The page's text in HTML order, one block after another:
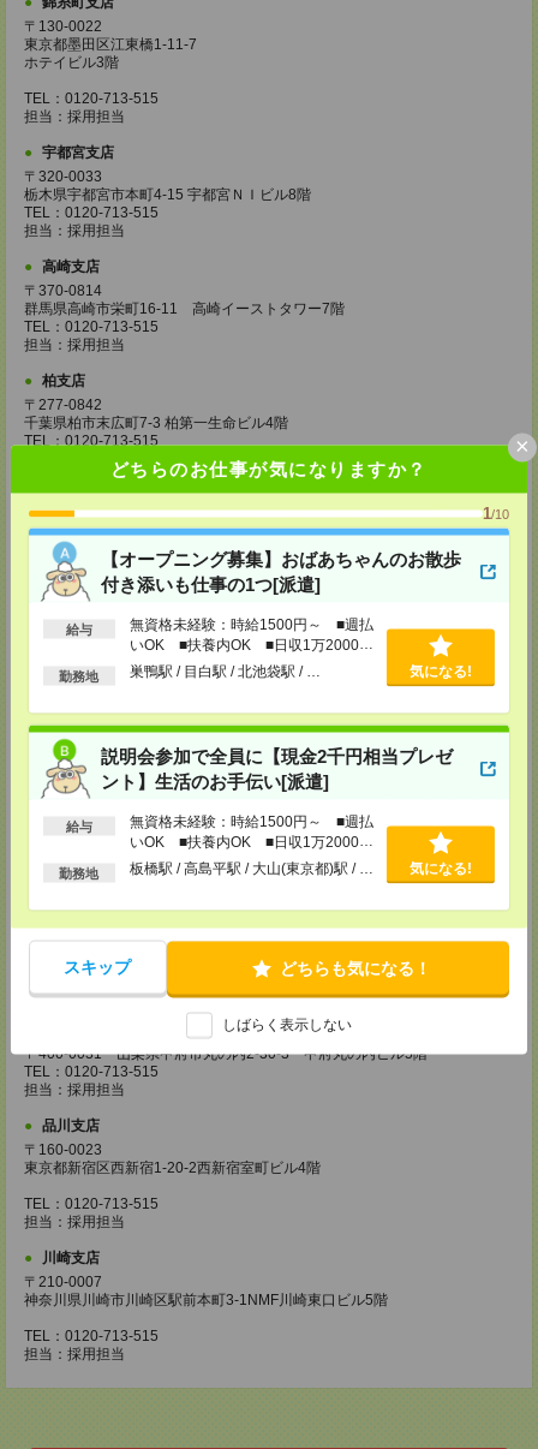
どちらのお仕事が気になりますか？
1/10
【オープニング募集】おばあちゃんのお散歩
付き添いも仕事の1つ[派遣]
給与
無資格未経験：時給1500円～ ■週払
いOK ■扶養内OK ■日収1万2000円
以上
勤務地 巣鴨駅 / 目白駅 / 北池袋駅 / … 気になる!
説明会参加で全員に【現金2千円相当プレゼ
ント】生活のお手伝い[派遣]
給与
無資格未経験：時給1500円～ ■週払
いOK ■扶養内OK ■日収1万2000円
以上
勤務地 板橋駅 / 高島平駅 / 大山(東京都)駅 / … 気になる!
スキップ どちらも気になる！
しばらく表示しない
×
〒130-0022
東京都墨田区江東橋1-11-7
ホテイビル3階
TEL：0120-713-515
担当：採用担当
宇都宮支店
〒320-0033
栃木県宇都宮市本町4-15 宇都宮ＮＩビル8階
TEL：0120-713-515
担当：採用担当
高崎支店
〒370-0814
群馬県高崎市栄町16-11 高崎イーストタワー7階
TEL：0120-713-515
担当：採用担当
柏支店
〒277-0842
千葉県柏市末広町7-3 柏第一生命ビル4階
TEL：0120-713-515
担当：採用担当
八王子支店
東京都八王子市東町1－6 橋完ＬＫビル 3階
TEL：0120-713-515
担当：採用担当
町田支店
〒194-0022 東京都町田市森野1-33-11 町田森野ビル1階
TEL：0120-713-515
越谷支店
〒343-0816
埼玉県越谷市弥生町1-4 越谷弥生ビル3階
TEL：0120-713-515
担当：採用担当
厚木支店
神奈川県厚木市旭町1-2-1 日本生命本厚木ビル7階
TEL：0120-713-515
神奈川県藤沢市鵠沼石上1丁目5番2号
日本生命藤沢ビル2階
TEL：0120-713-515
担当：採用担当
〒400-0031 山梨県甲府市丸の内2-30-3 甲府丸の内ビル5階
TEL：0120-713-515
担当：採用担当
品川支店
〒160-0023
東京都新宿区西新宿1-20-2西新宿室町ビル4階
TEL：0120-713-515
担当：採用担当
川崎支店
〒210-0007
神奈川県川崎市川崎区駅前本町3-1NMF川崎東口ビル5階
TEL：0120-713-515
担当：採用担当